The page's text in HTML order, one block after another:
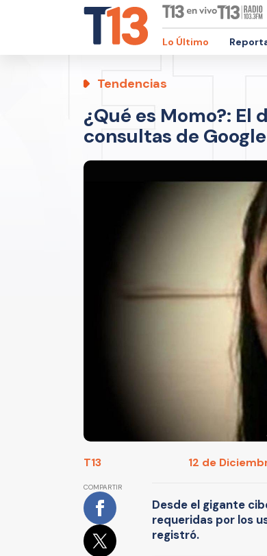
Lo Último
Tendencias
¿Qué es Momo?: El
consultas de
T13 12 de
COMPARTIR
Desde el gigante
requeridas por los
registró.